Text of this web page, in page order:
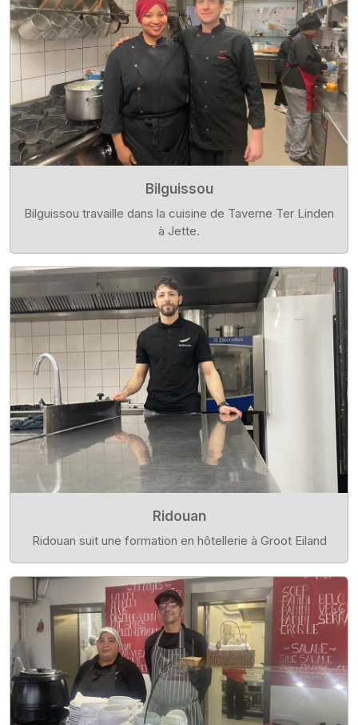
Bilguissou
Bilguissou travaille dans la cuisine de Taverne Ter Linden
à Jette.
Ridouan
Ridouan suit une formation en hôtellerie à Groot Eiland